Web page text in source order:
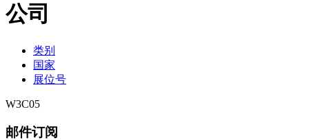
公司
类别
国家
展位号
W3C05
邮件订阅